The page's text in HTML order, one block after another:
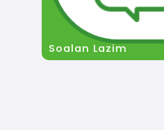
Soalan Lazim